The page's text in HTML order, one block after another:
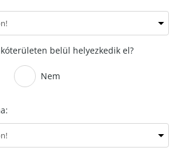
belül helyezkedik el?
Nem